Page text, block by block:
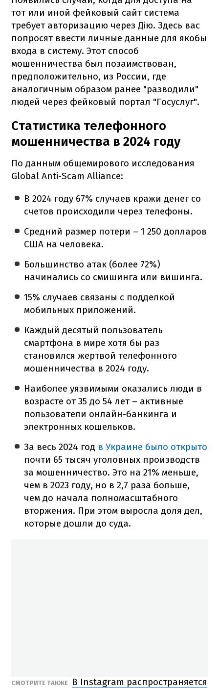
тот или иной фейковый сайт система
требует авторизацию через Дію. Здесь вас
попросят ввести личные данные для якобы
входа в систему. Этот способ
мошенничества был позаимствован,
предположительно, из России, где
аналогичным образом ранее "разводили"
людей через фейковый портал "Госуслуг".
Статистика телефонного
мошенничества в 2024 году
По данным общемирового исследования
Global Anti-Scam Alliance:
В 2024 году 67% случаев кражи денег со
счетов происходили через телефоны.
Средний размер потери – 1 250 долларов
США на человека.
Большинство атак (более 72%)
начинались со смишинга или вишинга.
15% случаев связаны с подделкой
мобильных приложений.
Каждый десятый пользователь
смартфона в мире хотя бы раз
становился жертвой телефонного
мошенничества в 2024 году.
Наиболее уязвимыми оказались люди в
возрасте от 35 до 54 лет – активные
пользователи онлайн-банкинга и
электронных кошельков.
За весь 2024 год в Украине было открыто
почти 65 тысяч уголовных производств
за мошенничество. Это на 21% меньше,
чем в 2023 году, но в 2,7 раза больше,
чем до начала полномасштабного
вторжения. При этом выросла доля дел,
которые дошли до суда.
СМОТРИТЕ ТАКЖЕ
В Instagram распространяется